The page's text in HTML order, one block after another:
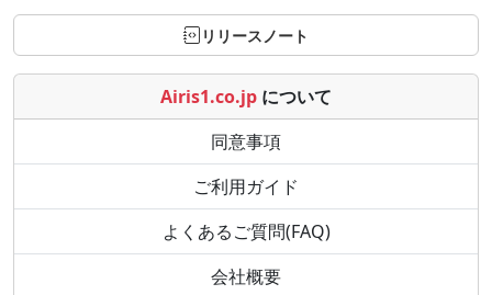
リリースノート
Airis1.co.jp について
同意事項
ご利用ガイド
よくあるご質問(FAQ)
会社概要